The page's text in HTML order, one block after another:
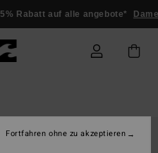
Rabatt auf alle angebote* Damen
Fortfahren ohne zu akzeptieren